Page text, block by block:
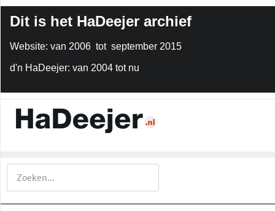
Dit is het HaDeejer archief
Website: van 2006 tot september 2015
d'n HaDeejer: van 2004 tot nu